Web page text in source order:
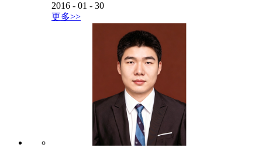
2016 - 01 - 30
更多>>